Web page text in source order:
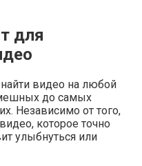
для
видео на любой
до самых
Независимо от того,
которое точно
улыбнуться или